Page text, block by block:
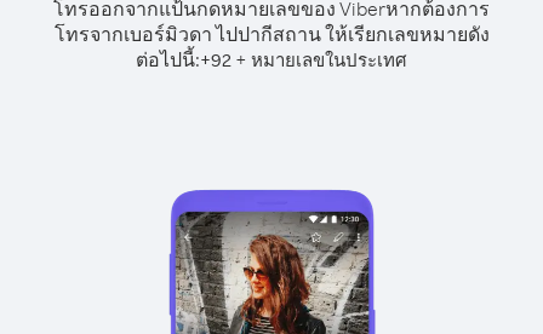
โทรออกจากแป้นกดหมายเลขของ Viberหากต้องการ
โทรจากเบอร์มิวดา ไปปากีสถาน ให้เรียกเลขหมายดัง
ต่อไปนี้:+92 + หมายเลขในประเทศ